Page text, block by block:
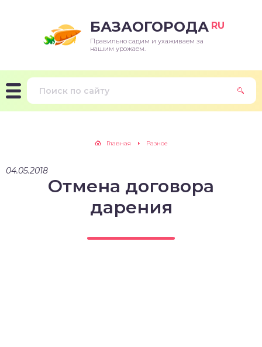
БАЗАОГОРОДА RU
Правильно садим и ухаживаем за
нашим урожаем.
Главная Разное
04.05.2018
Отмена договора
дарения